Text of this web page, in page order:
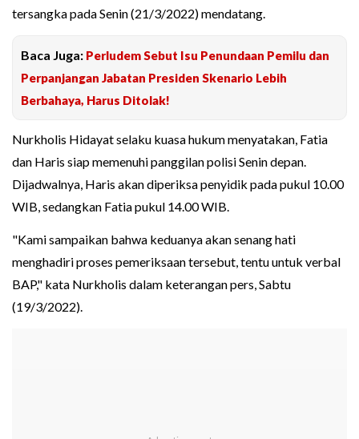
tersangka pada Senin (21/3/2022) mendatang.
Baca Juga: Perludem Sebut Isu Penundaan Pemilu dan
Perpanjangan Jabatan Presiden Skenario Lebih
Berbahaya, Harus Ditolak!
Nurkholis Hidayat selaku kuasa hukum menyatakan, Fatia
dan Haris siap memenuhi panggilan polisi Senin depan.
Dijadwalnya, Haris akan diperiksa penyidik pada pukul 10.00
WIB, sedangkan Fatia pukul 14.00 WIB.
"Kami sampaikan bahwa keduanya akan senang hati
menghadiri proses pemeriksaan tersebut, tentu untuk verbal
BAP," kata Nurkholis dalam keterangan pers, Sabtu
(19/3/2022).